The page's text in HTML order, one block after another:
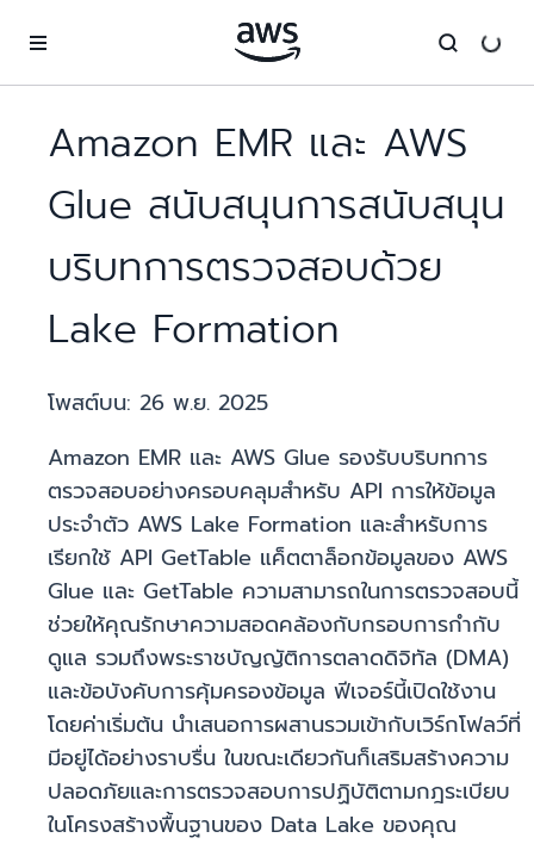
Amazon EMR และ AWS
Glue สนับสนุนการสนับสนุน
บริบทการตรวจสอบด้วย
Lake Formation
โพสต์บน: 26 พ.ย. 2025
Amazon EMR และ AWS Glue รองรับบริบทการ
ตรวจสอบอย่างครอบคลุมสำหรับ API การให้ข้อมูล
ประจำตัว AWS Lake Formation และสำหรับการ
เรียกใช้ API GetTable แค็ตตาล็อกข้อมูลของ AWS
Glue และ GetTable ความสามารถในการตรวจสอบนี้
ช่วยให้คุณรักษาความสอดคล้องกับกรอบการกำกับ
ดูแล รวมถึงพระราชบัญญัติการตลาดดิจิทัล (DMA)
และข้อบังคับการคุ้มครองข้อมูล ฟีเจอร์นี้เปิดใช้งาน
โดยค่าเริ่มต้น นำเสนอการผสานรวมเข้ากับเวิร์กโฟลว์ที่
มีอยู่ได้อย่างราบรื่น ในขณะเดียวกันก็เสริมสร้างความ
ปลอดภัยและการตรวจสอบการปฏิบัติตามกฎระเบียบ
ในโครงสร้างพื้นฐานของ Data Lake ของคุณ